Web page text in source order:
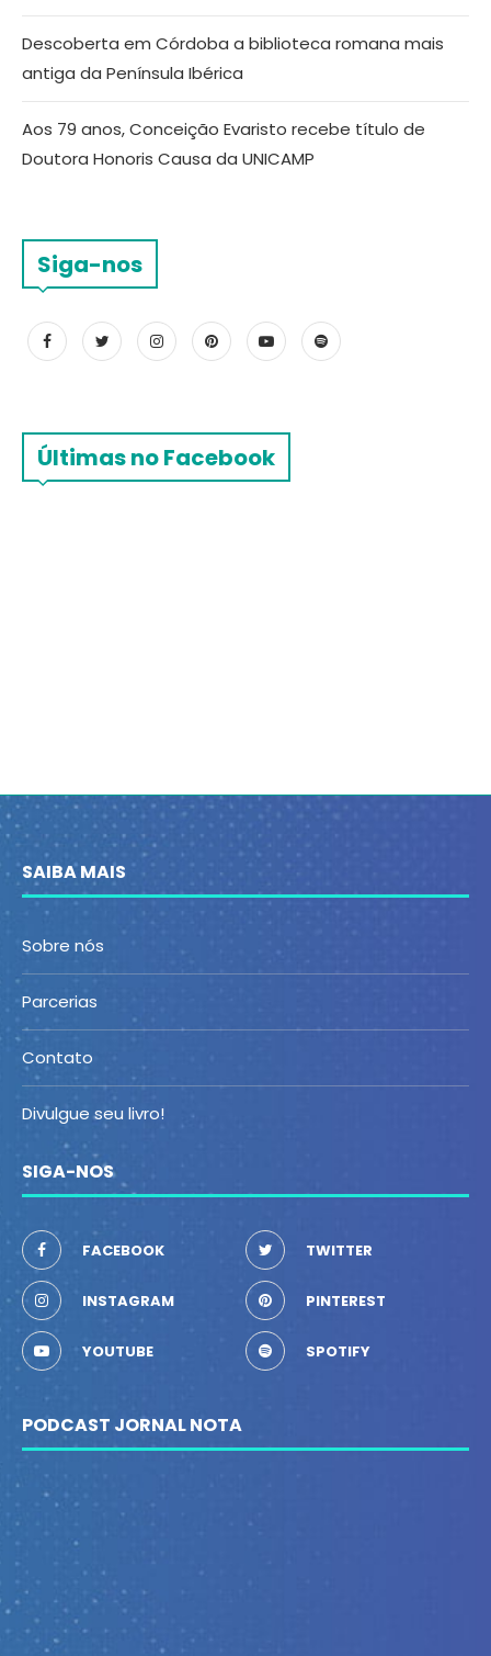
Descoberta em Córdoba a biblioteca romana mais
antiga da Península Ibérica
Aos 79 anos, Conceição Evaristo recebe título de
Doutora Honoris Causa da UNICAMP
Siga-nos
Últimas no Facebook
SAIBA MAIS
Sobre nós
Parcerias
Contato
Divulgue seu livro!
SIGA-NOS
FACEBOOK TWITTER
INSTAGRAM PINTEREST
YOUTUBE SPOTIFY
PODCAST JORNAL NOTA